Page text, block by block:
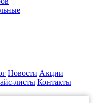
Новости Акции
листы Контакты